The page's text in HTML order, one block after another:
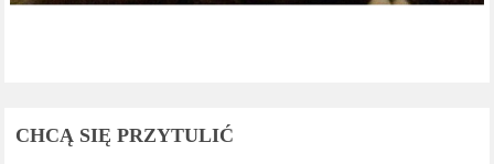
CHCĄ SIĘ PRZYTULIĆ